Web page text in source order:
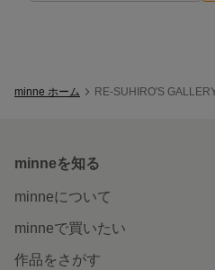
minne ホーム RE-SUHIRO'S
minneを知る
minneについて
minneで買いたい
作品をさがす